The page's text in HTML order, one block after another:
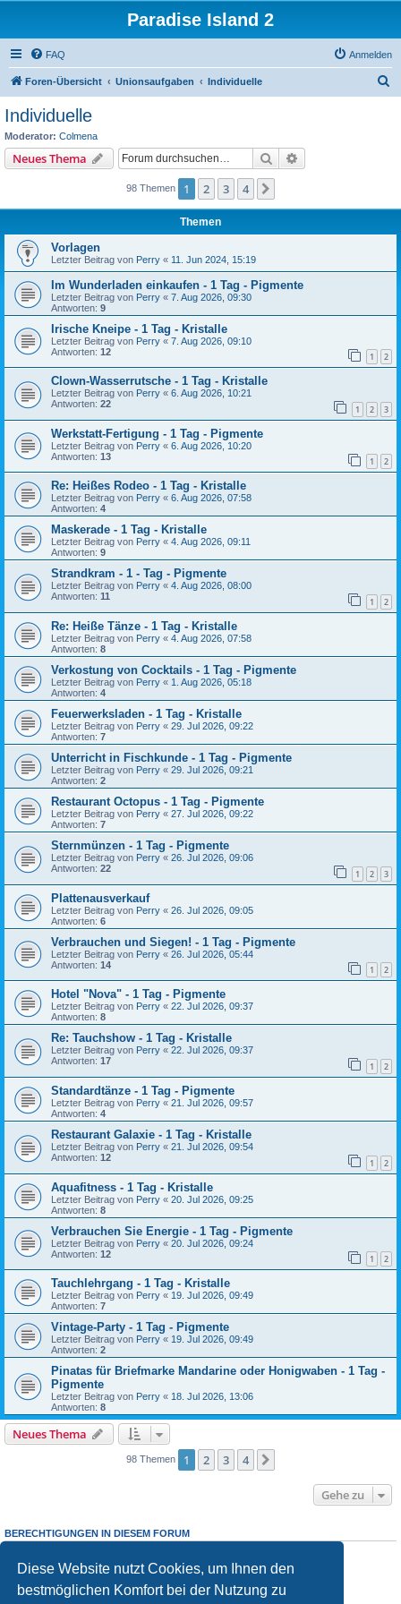
Diese Website nutzt Cookies, um Ihnen den
bestmöglichen Komfort bei der Nutzung zu
Paradise Island 2
FAQ Anmelden
Foren-Übersicht Unionsaufgaben Individuelle
Individuelle
Moderator: Colmena
Neues Thema Suche
98 Themen 1 2 3 4
Themen
Vorlagen
Letzter Beitrag von Perry « 11. Jun 2024, 15:19
Im Wunderladen einkaufen - 1 Tag - Pigmente
Letzter Beitrag von Perry « 7. Aug 2026, 09:30
Antworten: 9
Irische Kneipe - 1 Tag - Kristalle
Letzter Beitrag von Perry « 7. Aug 2026, 09:10
Antworten: 12 1 2
Clown-Wasserrutsche - 1 Tag - Kristalle
Letzter Beitrag von Perry « 6. Aug 2026, 10:21
Antworten: 22 1 2 3
Werkstatt-Fertigung - 1 Tag - Pigmente
Letzter Beitrag von Perry « 6. Aug 2026, 10:20
Antworten: 13 1 2
Re: Heißes Rodeo - 1 Tag - Kristalle
Letzter Beitrag von Perry « 6. Aug 2026, 07:58
Antworten: 4
Maskerade - 1 Tag - Kristalle
Letzter Beitrag von Perry « 4. Aug 2026, 09:11
Antworten: 9
Strandkram - 1 - Tag - Pigmente
Letzter Beitrag von Perry « 4. Aug 2026, 08:00
Antworten: 11 1 2
Re: Heiße Tänze - 1 Tag - Kristalle
Letzter Beitrag von Perry « 4. Aug 2026, 07:58
Antworten: 8
Verkostung von Cocktails - 1 Tag - Pigmente
Letzter Beitrag von Perry « 1. Aug 2026, 05:18
Antworten: 4
Feuerwerksladen - 1 Tag - Kristalle
Letzter Beitrag von Perry « 29. Jul 2026, 09:22
Antworten: 7
Unterricht in Fischkunde - 1 Tag - Pigmente
Letzter Beitrag von Perry « 29. Jul 2026, 09:21
Antworten: 2
Restaurant Octopus - 1 Tag - Pigmente
Letzter Beitrag von Perry « 27. Jul 2026, 09:22
Antworten: 7
Sternmünzen - 1 Tag - Pigmente
Letzter Beitrag von Perry « 26. Jul 2026, 09:06
Antworten: 22 1 2 3
Plattenausverkauf
Letzter Beitrag von Perry « 26. Jul 2026, 09:05
Antworten: 6
Verbrauchen und Siegen! - 1 Tag - Pigmente
Letzter Beitrag von Perry « 26. Jul 2026, 05:44
Antworten: 14 1 2
Hotel "Nova" - 1 Tag - Pigmente
Letzter Beitrag von Perry « 22. Jul 2026, 09:37
Antworten: 8
Re: Tauchshow - 1 Tag - Kristalle
Letzter Beitrag von Perry « 22. Jul 2026, 09:37
Antworten: 17 1 2
Standardtänze - 1 Tag - Pigmente
Letzter Beitrag von Perry « 21. Jul 2026, 09:57
Antworten: 4
Restaurant Galaxie - 1 Tag - Kristalle
Letzter Beitrag von Perry « 21. Jul 2026, 09:54
Antworten: 12 1 2
Aquafitness - 1 Tag - Kristalle
Letzter Beitrag von Perry « 20. Jul 2026, 09:25
Antworten: 8
Verbrauchen Sie Energie - 1 Tag - Pigmente
Letzter Beitrag von Perry « 20. Jul 2026, 09:24
Antworten: 12 1 2
Tauchlehrgang - 1 Tag - Kristalle
Letzter Beitrag von Perry « 19. Jul 2026, 09:49
Antworten: 7
Vintage-Party - 1 Tag - Pigmente
Letzter Beitrag von Perry « 19. Jul 2026, 09:49
Antworten: 2
Pinatas für Briefmarke Mandarine oder Honigwaben - 1 Tag -
Pigmente
Letzter Beitrag von Perry « 18. Jul 2026, 13:06
Antworten: 8
Neues Thema
98 Themen 1 2 3 4
Gehe zu
BERECHTIGUNGEN IN DIESEM FORUM
Sie dürfen
keine
Antworten zu Themen in diesem Forum erstellen.
Sie dürfen Ihre Beiträge in diesem Forumnicht ändern.
Sie dürfen Ihre Beiträge in diesem Forumnichtlöschen.
keine